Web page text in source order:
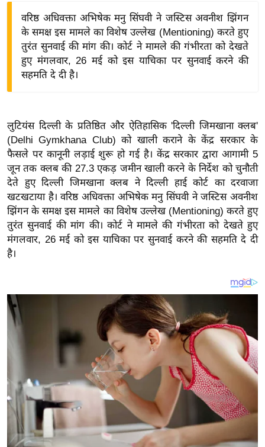
द्यो
शे
ष
ज्ञ
रा
य
ब
ज
ट
खे
के
ट
I
0
2
6
क्रा
वरिष्ठ अधिवक्ता अभिषेक मनु सिंघवी ने जस्टिस अवनीश झिंगन
के समक्ष इस मामले का विशेष उल्लेख (Mentioning) करते हुए
तुरंत सुनवाई की मांग की। कोर्ट ने मामले की गंभीरता को देखते
हुए मंगलवार, 26 मई को इस याचिका पर सुनवाई करने की
सहमति दे दी है।
लुटियंस दिल्ली के प्रतिष्ठित और ऐतिहासिक 'दिल्ली जिमखाना क्लब'
(Delhi Gymkhana Club) को खाली कराने के केंद्र सरकार के
फैसले पर कानूनी लड़ाई शुरू हो गई है। केंद्र सरकार द्वारा आगामी 5
जून तक क्लब की 27.3 एकड़ जमीन खाली करने के निर्देश को चुनौती
देते हुए दिल्ली जिमखाना क्लब ने दिल्ली हाई कोर्ट का दरवाजा
खटखटाया है। वरिष्ठ अधिवक्ता अभिषेक मनु सिंघवी ने जस्टिस अवनीश
झिंगन के समक्ष इस मामले का विशेष उल्लेख (Mentioning) करते हुए
तुरंत सुनवाई की मांग की। कोर्ट ने मामले की गंभीरता को देखते हुए
मंगलवार, 26 मई को इस याचिका पर सुनवाई करने की सहमति दे दी
है।